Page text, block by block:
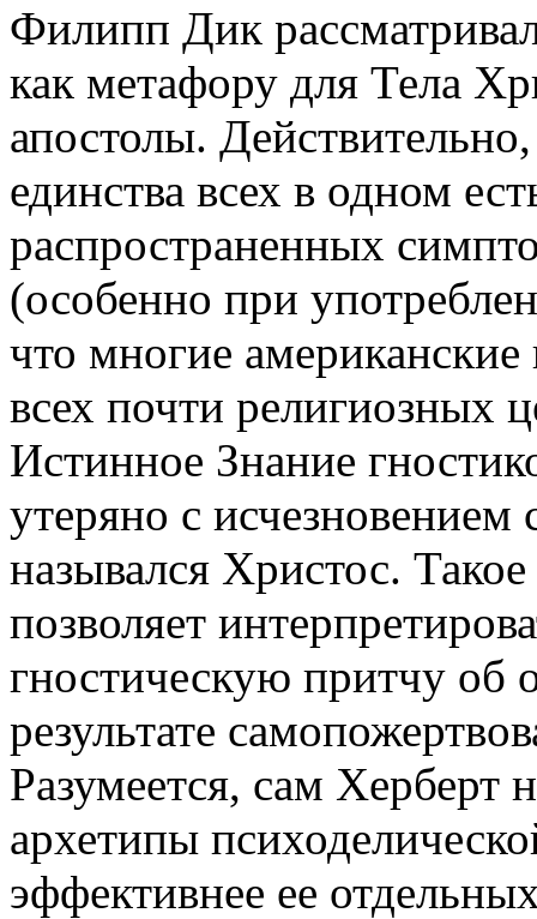
Филипп Дик
как метафору для Тела
апостолы.
единства всех в одном
распространенных
(особенно при
что многие
всех почти религиозных
Истинное Знание
утеряно с исчезновением
назывался Христос.
позволяет
гностическую притчу об
результате
Разумеется, сам Херберт
архетипы
эффективнее ее